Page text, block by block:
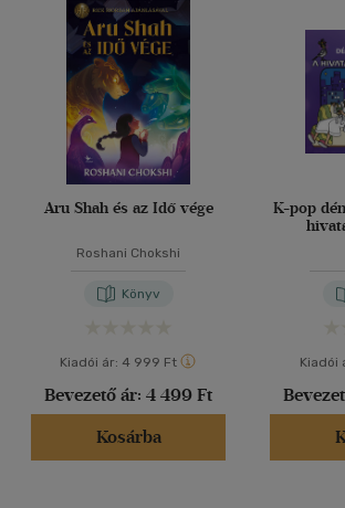
Amerikai angol
Angol(369)
Dán(1)
Francia (13)
Holland(1)
Lengyel(2)
Magyar-angol, angol-magyar
több nyelv megjelenítése
(625)
(40)
Aru Shah és az Idő vége
Roshani Chokshi
Könyv
Kiadói ár: 4 999 Ft
Bevezető ár: 4 499 Ft
Kosárba
K-pop
Kiadói